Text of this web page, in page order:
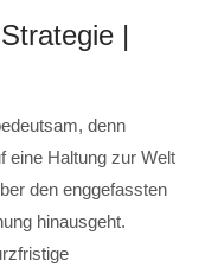
|
denn
eine Haltung zur Welt
den enggefassten
hinausgeht.